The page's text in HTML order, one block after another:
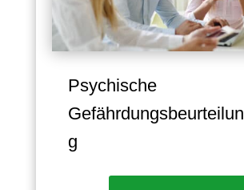
Psychische
Gefährdungsbeurteilun
g